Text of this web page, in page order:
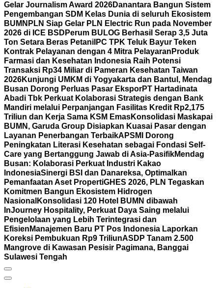
Gelar Journalism Award 2026Danantara Bangun Sistem
Pengembangan SDM Kelas Dunia di seluruh Ekosistem
BUMN PLN Siap Gelar PLN Electric Run pada November
2026 di ICE BSD Perum BULOG Berhasil Serap 3,5 Juta
Ton Setara Beras Petani IPC TPK Teluk Bayur Teken
Kontrak Pelayanan dengan 4 Mitra Pelayaran Produk
Farmasi dan Kesehatan Indonesia Raih Potensi
Transaksi Rp34 Miliar di Pameran Kesehatan Taiwan
2026Kunjungi UMKM di Yogyakarta dan Bantul, Mendag
Busan Dorong Perluas Pasar EksporPT Hartadinata
Abadi Tbk Perkuat Kolaborasi Strategis dengan Bank
Mandiri melalui Perpanjangan Fasilitas Kredit Rp2,175
Triliun dan Kerja Sama KSM EmasKonsolidasi Maskapai
BUMN, Garuda Group Disiapkan Kuasai Pasar dengan
Layanan Penerbangan TerbaikAPSMI Dorong
Peningkatan Literasi Kesehatan sebagai Fondasi Self-
Care yang Bertanggung Jawab di Asia-PasifikMendag
Busan: Kolaborasi Perkuat Industri Kakao
IndonesiaSinergi BSI dan Danareksa, Optimalkan
Pemanfaatan Aset PropertiGHES 2026, PLN Tegaskan
Komitmen Bangun Ekosistem Hidrogen
Nasional Konsolidasi 120 Hotel BUMN dibawah
InJourney Hospitality, Perkuat Daya Saing melalui
Pengelolaan yang Lebih Terintegrasi dan
Efisien Manajemen Baru PT Pos Indonesia Laporkan
Koreksi Pembukuan Rp9 TriliunASDP Tanam 2.500
Mangrove di Kawasan Pesisir Pagimana, Banggai
Sulawesi Tengah